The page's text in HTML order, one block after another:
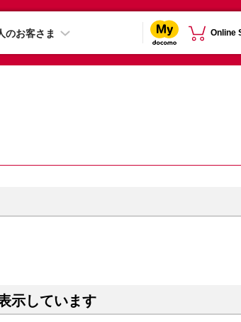
のお客さま Online
示しています